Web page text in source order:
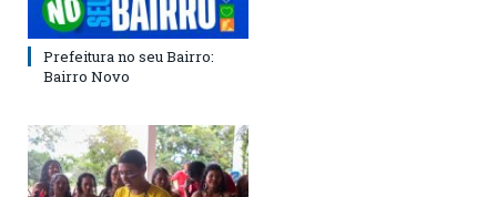
Prefeitura no seu Bairro:
Bairro Novo